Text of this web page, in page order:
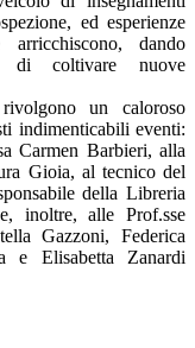
ed esperienze
dando
di coltivare nuove
un caloroso
indimenticabili eventi:
Carmen Barbieri, alla
Gioia, al tecnico del
della Libreria
inoltre, alle Prof.sse
Gazzoni, Federica
e Elisabetta Zanardi